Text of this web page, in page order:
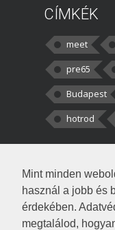
Mint minden
használ a jobb és
érdekében.
megtalálod,
CÍMKÉK
meet
pre65
Budapest
hotrod
darabbaal